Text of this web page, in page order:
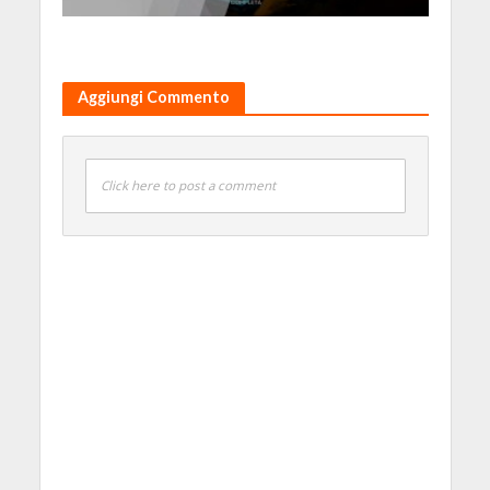
Aggiungi Commento
Click here to post a comment